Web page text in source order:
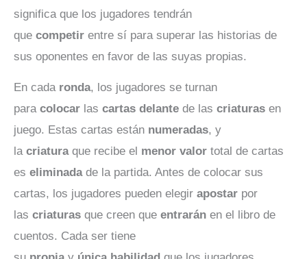
significa que los jugadores tendrán
que competir entre sí para superar las historias de
sus oponentes en favor de las suyas propias.
En cada ronda, los jugadores se turnan
para colocar las cartas delante de las criaturas en
juego. Estas cartas están numeradas, y
la criaturaque recibe el menor valor total de cartas
es eliminadade la partida. Antes de colocar sus
cartas, los jugadores pueden elegir apostar por
las criaturas que creen que entrarán en el libro de
cuentos. Cada ser tiene